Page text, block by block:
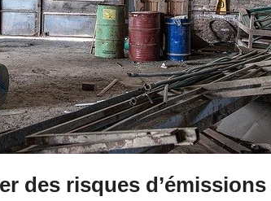
des risques d’émissions